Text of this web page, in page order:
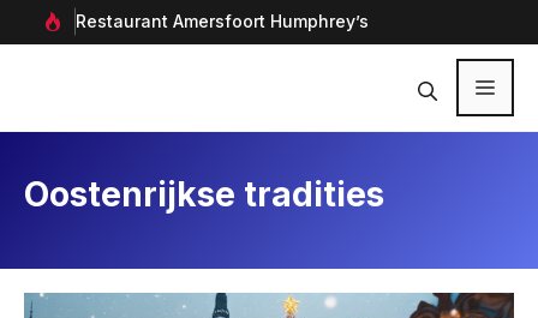
naar
Restaurant Amersfoort Humphrey’s
Oostenrijkse tradities